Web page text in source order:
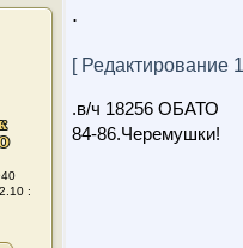
:
.
[ Редактирование
.в/ч 18256 ОБАТО
84-86.Черемушки!